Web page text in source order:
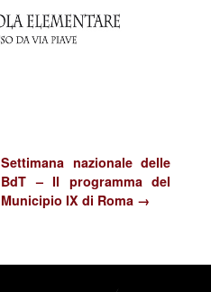
Settimana nazionale delle
BdT – Il programma del
Municipio IX di Roma →